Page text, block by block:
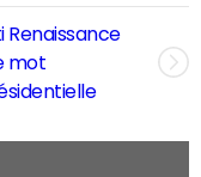
Renaissance
mot